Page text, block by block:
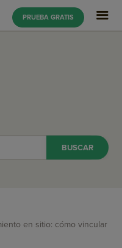
PRUEBA GRATIS
en sitio: cómo vincular